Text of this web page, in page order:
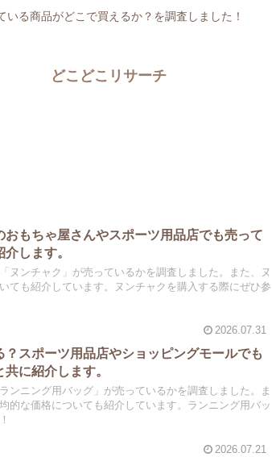
いる商品がどこで買えるか？を調査しました！
どこどこリサーチ
もちゃ屋さんやスポーツ用品店でも売って
します。
ヌンチャク」が売っているかを調査しました。また、ヌ
ても紹介しています。ヌンチャクを購入する際にぜひ参
2026.07.31
スポーツ用品店やショッピングモールでも
に紹介します。
ンニング用バッグ」が売っているかを調査しました。ま
的な価格についても紹介しています。ランニング用バッ
2026.07.21